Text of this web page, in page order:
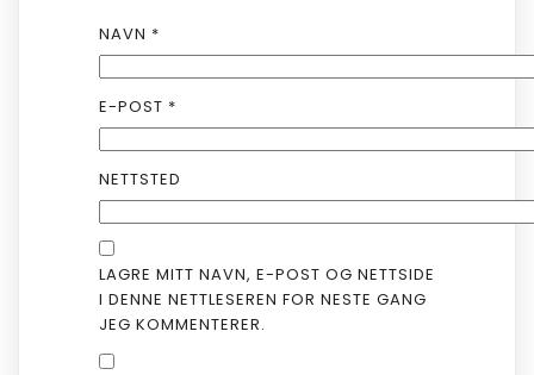
NAVN *
E-POST *
NETTSTED
LAGRE MITT NAVN, E-POST OG NETTSIDE
I DENNE NETTLESEREN FOR NESTE GANG
JEG KOMMENTERER.